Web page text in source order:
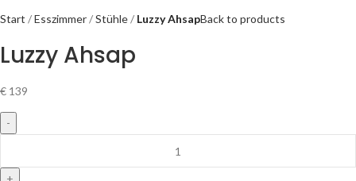
Start Esszimmer Stühle Luzzy AhsapBack to products
Luzzy Ahsap
€ 139